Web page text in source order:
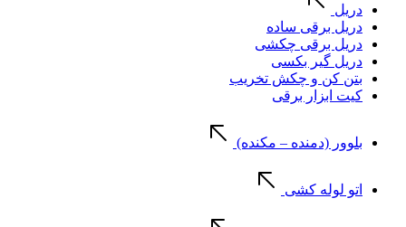
دریل
دریل برقی ساده
دریل برقی چکشی
دریل گیر بکسی
بتن کن و چکش تخریب
کیت ابزار برقی
بلوور (دمنده – مکنده)
اتو لوله کشی